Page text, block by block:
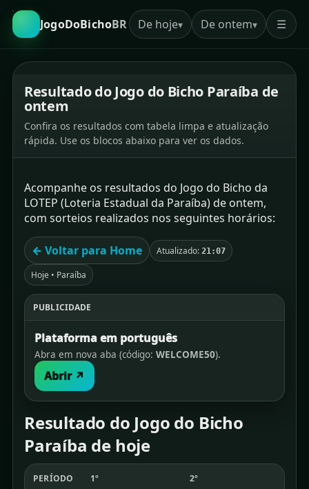
JogoDoBichoBR De hoje▾ De ontem▾ ☰
Resultado do Jogo do Bicho Paraíba de
ontem
Confira os resultados com tabela limpa e atualização
rápida. Use os blocos abaixo para ver os dados.
Acompanhe os resultados do Jogo do Bicho da
LOTEP (Loteria Estadual da Paraíba) de ontem,
com sorteios realizados nos seguintes horários:
← Voltar para Home Atualizado: 21:07
Hoje • Paraíba
PUBLICIDADE
Plataforma em português
Abra em nova aba (código: WELCOME50).
Abrir ↗
Resultado do Jogo do Bicho
Paraíba de hoje
PERÍODO 1º 2º